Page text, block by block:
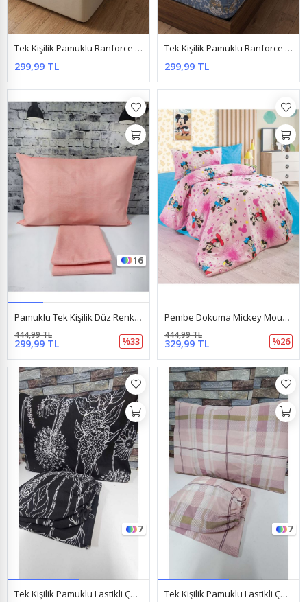
Tek Kişilik Pamuklu Ranforce Kumaş Lastikli Çarşaf Takımı Papatya Yeşil
299,99 TL
Tek Kişilik Pamuklu Ranforce Kumaş Lastikli Çarşaf Takımı Papatya Mavi
299,99 TL
16
Pamuklu Tek Kişilik Düz Renk Lastikli Çarşaf Takımı Somon
299,99 TL
444,99 TL
%33
Pembe Dokuma Mickey Mouse Lastikli Çarşaf Ara Boy 120X200 Cm 1 Adet Yastık Kılıfı Pembe
329,99 TL
444,99 TL
%26
7
Tek Kişilik Pamuklu Lastikli Çarşaf Takımı 100X200 & 120X200 Siyah Beyaz
7
Tek Kişilik Pamuklu Lastikli Çarşaf Takımı 100X200 & 120X200 Pudra Ekose